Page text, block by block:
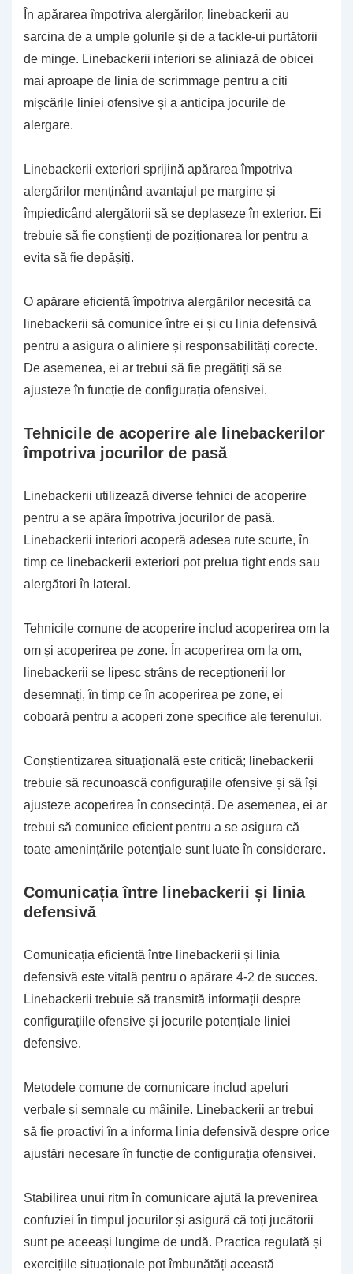
În apărarea împotriva alergărilor, linebackerii au
sarcina de a umple golurile și de a tackle-ui purtătorii
de minge. Linebackerii interiori se aliniază de obicei
mai aproape de linia de scrimmage pentru a citi
mișcările liniei ofensive și a anticipa jocurile de
alergare.
Linebackerii exteriori sprijină apărarea împotriva
alergărilor menținând avantajul pe margine și
împiedicând alergătorii să se deplaseze în exterior. Ei
trebuie să fie conștienți de poziționarea lor pentru a
evita să fie depășiți.
O apărare eficientă împotriva alergărilor necesită ca
linebackerii să comunice între ei și cu linia defensivă
pentru a asigura o aliniere și responsabilități corecte.
De asemenea, ei ar trebui să fie pregătiți să se
ajusteze în funcție de configurația ofensivei.
Tehnicile de acoperire ale linebackerilor
împotriva jocurilor de pasă
Linebackerii utilizează diverse tehnici de acoperire
pentru a se apăra împotriva jocurilor de pasă.
Linebackerii interiori acoperă adesea rute scurte, în
timp ce linebackerii exteriori pot prelua tight ends sau
alergători în lateral.
Tehnicile comune de acoperire includ acoperirea om la
om și acoperirea pe zone. În acoperirea om la om,
linebackerii se lipesc strâns de recepționerii lor
desemnați, în timp ce în acoperirea pe zone, ei
coboară pentru a acoperi zone specifice ale terenului.
Conștientizarea situațională este critică; linebackerii
trebuie să recunoască configurațiile ofensive și să își
ajusteze acoperirea în consecință. De asemenea, ei ar
trebui să comunice eficient pentru a se asigura că
toate amenințările potențiale sunt luate în considerare.
Comunicația între linebackerii și linia
defensivă
Comunicația eficientă între linebackerii și linia
defensivă este vitală pentru o apărare 4-2 de succes.
Linebackerii trebuie să transmită informații despre
configurațiile ofensive și jocurile potențiale liniei
defensive.
Metodele comune de comunicare includ apeluri
verbale și semnale cu mâinile. Linebackerii ar trebui
să fie proactivi în a informa linia defensivă despre orice
ajustări necesare în funcție de configurația ofensivei.
Stabilirea unui ritm în comunicare ajută la prevenirea
confuziei în timpul jocurilor și asigură că toți jucătorii
sunt pe aceeași lungime de undă. Practica regulată și
exercițiile situaționale pot îmbunătăți această